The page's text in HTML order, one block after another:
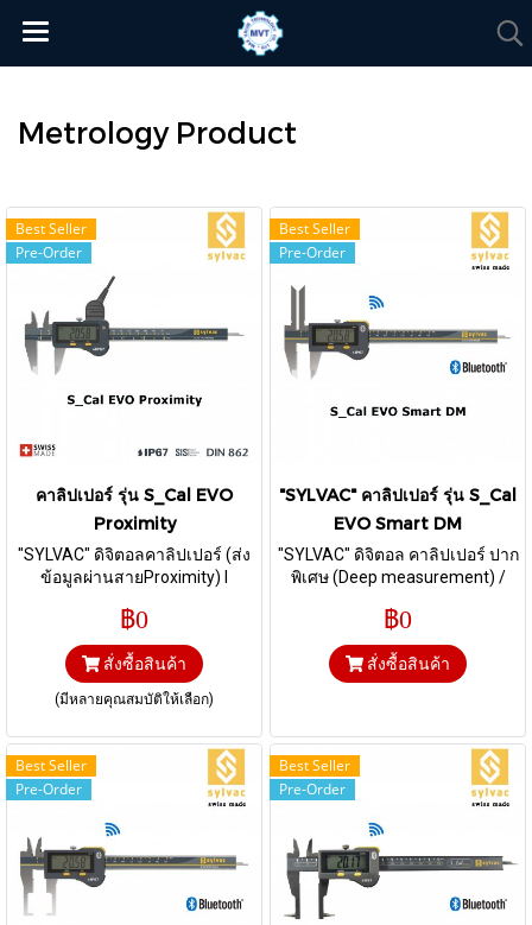
Metrology Product
Best Seller
Pre-Order
คาลิปเปอร์ รุ่น S_Cal EVO
Proximity
"SYLVAC" ดิจิตอลคาลิปเปอร์ (ส่ง
ข้อมูลผ่านสายProximity) I
ranges: 150 mm / 200 mm / 300
mm
฿0
สั่งซื้อสินค้า
(มีหลายคุณสมบัติให้เลือก)
Best Seller
Pre-Order
"SYLVAC" คาลิปเปอร์ รุ่น S_Cal
EVO Smart DM
"SYLVAC" ดิจิตอล คาลิปเปอร์ ปาก
พิเศษ (Deep measurement) /
฿0
สั่งซื้อสินค้า
Best Seller
Pre-Order
Best Seller
Pre-Order